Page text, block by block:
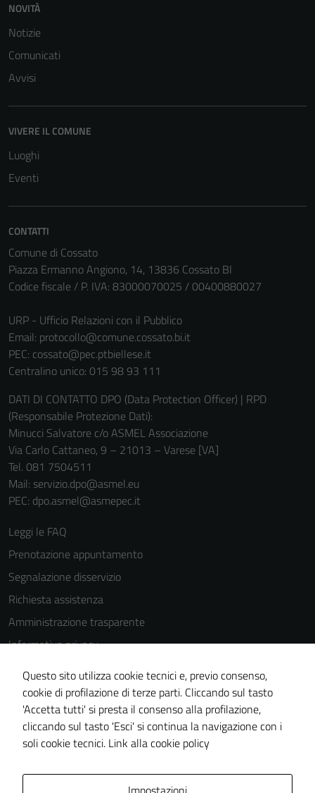
NOVITÀ
Notizie
Comunicati
Avvisi
VIVERE IL COMUNE
Luoghi
Eventi
CONTATTI
Comune di Cossato
Piazza Ermanno Angiono, 14, 13836 Cossato BI
Codice fiscale / P. IVA: 83000070025 / 00400880027
URP - Ufficio Relazioni con il Pubblico
Email: protocollo@comune.cossato.bi.it
PEC: cossato@pec.ptbiellese.it
Centralino unico: 015 98 93 111
DATI DI CONTATTO DPO (Data Protection Officer) | RPD
(Responsabile Protezione Dati):
Minucci Salvatore c/o ASMEL Associazione
Via Carlo Cattaneo, 9 – 21013 – Varese [VA]
Tel. 081 7504511
Mail: servizio.dpo@asmel.eu
PEC: dpo.asmel@asmepec.it
Leggi le FAQ
Prenotazione appuntamento
Segnalazione disservizio
Richiesta assistenza
Amministrazione trasparente
Informativa privacy
Cookie Policy
Note legali
Dichiarazione di accessibilità
Piano di miglioramento del sito
Questo sito utilizza cookie tecnici e, previo consenso,
cookie di profilazione di terze parti. Cliccando sul tasto
'Accetta tutti' si presta il consenso alla profilazione,
cliccando sul tasto 'Esci' si continua la navigazione con i
soli cookie tecnici. Link alla cookie policy
sono necessari
per il
del sito e non
possono
non raccolgono
personali.